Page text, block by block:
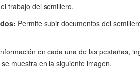
trabajo del semillero.
Permite subir documentos del
en cada una de las pestañas,
muestra en la siguiente imagen.